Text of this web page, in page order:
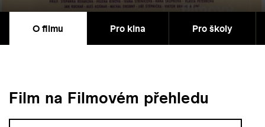
O filmu Pro kina Pro školy
Film na Filmovém přehledu